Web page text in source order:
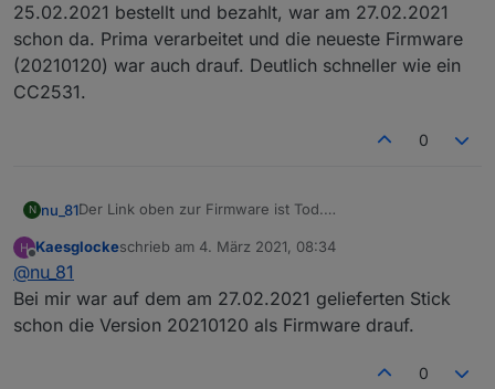
25.02.2021 bestellt und bezahlt, war am 27.02.2021
schon da. Prima verarbeitet und die neueste Firmware
(20210120) war auch drauf. Deutlich schneller wie ein
CC2531.
0
N nu_81Der Link oben zur Firmware ist Tod.
Würde mir gerne einen Stick bestellen, bin aber unsicher
diesen oder doch den CC2538 + CC2592.
Gruß Nu
Offline
Kaesglockeschrieb am 4. März 2021, 08:34
zuletzt editiert von
@nu_81
Bei mir war auf dem am 27.02.2021 gelieferten Stick
schon die Version 20210120 als Firmware drauf.
0